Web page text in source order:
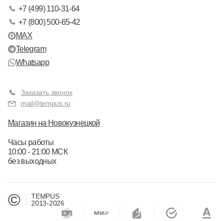
+7 (499) 110-31-64
+7 (800) 500-65-42
MAX
Telegram
Whatsapp
Заказать звонок
mail@tempus.ru
Магазин на Новокузнецкой
Часы работы
10:00 - 21:00 МСК
без выходных
©
TEMPUS
2013-2026